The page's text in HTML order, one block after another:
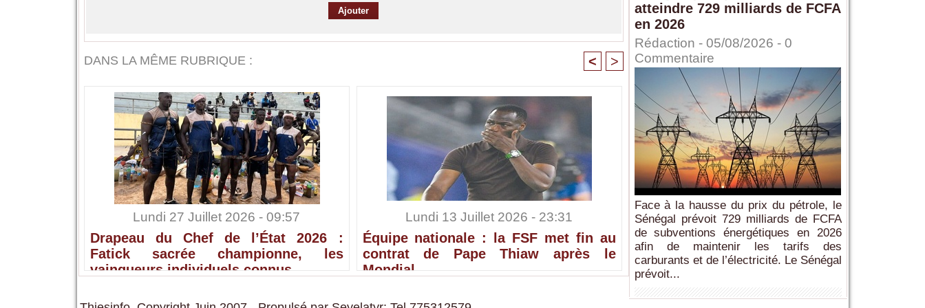
DANS LA MÊME RUBRIQUE : < >
Lundi 27 Juillet 2026 - 09:57
Drapeau du Chef de l’État 2026 :
Fatick sacrée championne, les
vainqueurs individuels connus
Lundi 13 Juillet 2026 - 23:31
Équipe nationale : la FSF met fin au
contrat de Pape Thiaw après le
Mondial
atteindre 729 milliards de FCFA
en 2026
Rédaction - 05/08/2026 - 0
Commentaire
Face à la hausse du prix du pétrole, le
Sénégal prévoit 729 milliards de FCFA
de subventions énergétiques en 2026
afin de maintenir les tarifs des
carburants et de l’électricité. Le Sénégal
prévoit...